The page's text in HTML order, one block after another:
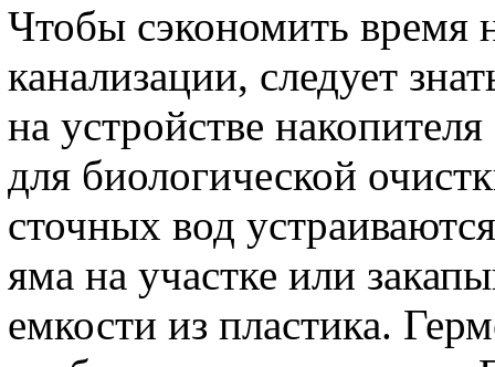
Чтобы сэкономить время
канализации, следует
на устройстве
для биологической
сточных вод
яма на участке или
емкости из пластика.